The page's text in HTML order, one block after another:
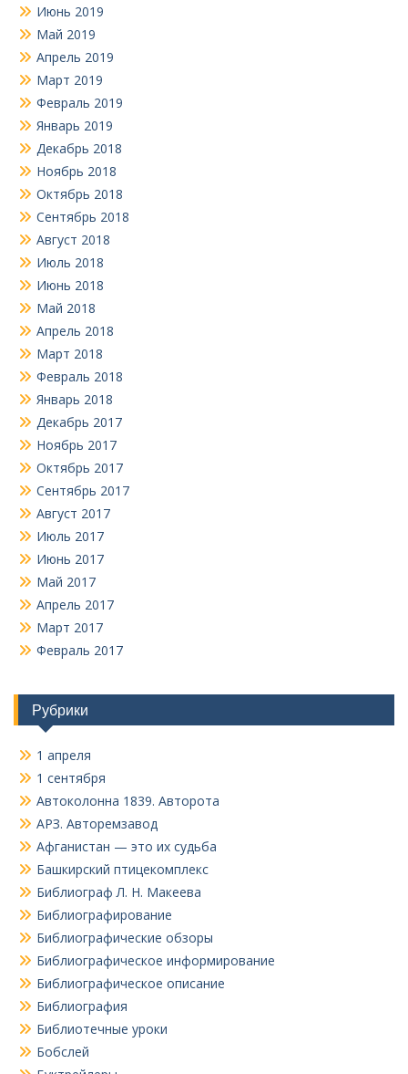
Июнь 2019
Май 2019
Апрель 2019
Март 2019
Февраль 2019
Январь 2019
Декабрь 2018
Ноябрь 2018
Октябрь 2018
Сентябрь 2018
Август 2018
Июль 2018
Июнь 2018
Май 2018
Апрель 2018
Март 2018
Февраль 2018
Январь 2018
Декабрь 2017
Ноябрь 2017
Октябрь 2017
Сентябрь 2017
Август 2017
Июль 2017
Июнь 2017
Май 2017
Апрель 2017
Март 2017
Февраль 2017
Рубрики
1 апреля
1 сентября
Автоколонна 1839. Авторота
АРЗ. Авторемзавод
Афганистан — это их судьба
Башкирский птицекомплекс
Библиограф Л. Н. Макеева
Библиографирование
Библиографические обзоры
Библиографическое информирование
Библиографическое описание
Библиография
Библиотечные уроки
Бобслей